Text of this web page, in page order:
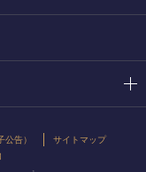
告）
サイトマップ